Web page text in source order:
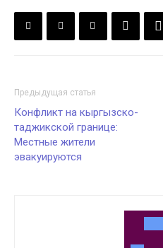
Предыдущая статья
Конфликт на кыргызско-
таджикской границе:
Местные жители
эвакуируются